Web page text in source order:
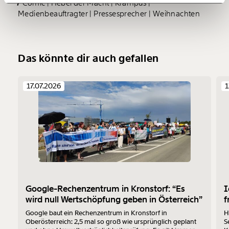
150€ €
Du erhältst eine E-Mail mit deiner
kannst.
Weiter
1/3
Comic Hebel der Macht Krampus
Medienbeauftragter Pressesprecher Weihnachten
Das könnte dir auch gefallen
17.07.2026
Google-Rechenzentrum in Kronstorf: “Es
wird null Wertschöpfung geben in Österreich”
Google baut ein Rechenzentrum in Kronstorf in
Oberösterreich: 2,5 mal so groß wie ursprünglich geplant